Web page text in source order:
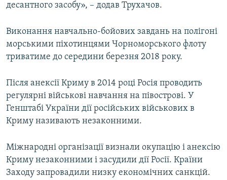
десантного засобу», – додав Трухачов.
Виконання навчально-бойових завдань на полігоні
морськими піхотинцями Чорноморського флоту
триватиме до середини березня 2018 року.
Після анексії Криму в 2014 році Росія проводить
регулярні військові навчання на півострові. У
Генштабі України дії російських військових в
Криму називають незаконними.
Міжнародні організації визнали окупацію і анексію
Криму незаконними і засудили дії Росії. Країни
Заходу запровадили низку економічних санкцій.